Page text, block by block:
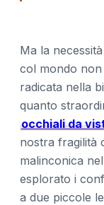
Ma la
col mondo non
radicata nella
quanto
occhiali da
nostra fragilità
malinconica
esplorato i
a due piccole